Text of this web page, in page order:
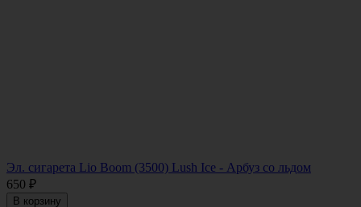
Эл. сигарета Lio Boom (3500) Lush Ice - Арбуз со льдом
650 ₽
В корзину